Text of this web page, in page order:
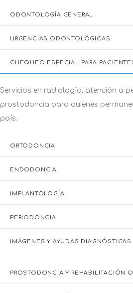
ODONTOLOGÍA GENERAL
URGENCIAS ODONTOLÓGICAS
CHEQUEO ESPECIAL PARA
ORTODONCIA
Atendemos ortodoncia
de alineadores invisible.
ENDODONCIA
IMPLANTOLOGÍA
PERIODONCIA
IMÁGENES Y AYUDAS DIAGNÓSTICAS
PROSTODONCIA Y REHABILITACIÓN